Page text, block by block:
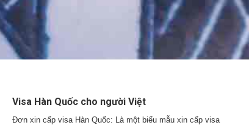
Visa Hàn Quốc cho người Việt
Đơn xin cấp visa Hàn Quốc: Là một biểu mẫu xin cấp visa